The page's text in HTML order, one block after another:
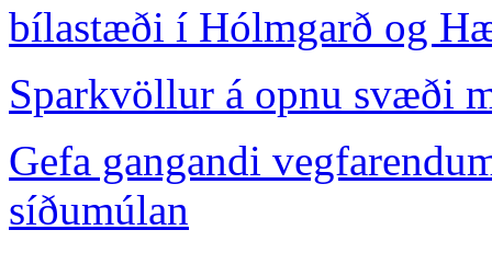
bílastæði í Hólmgarð og
Sparkvöllur á opnu svæði
Gefa gangandi
síðumúlan